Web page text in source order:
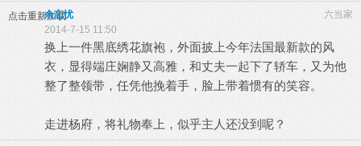
点击重新加载 六当家
余忘忧
2014-7-15 11:50
换上一件黑底绣花旗袍，外面披上今年法国最新款的风
衣，显得端庄娴静又高雅，和丈夫一起下了轿车，又为他
整了整领带，任凭他挽着手，脸上带着惯有的笑容。
走进杨府，将礼物奉上，似乎主人还没到呢？